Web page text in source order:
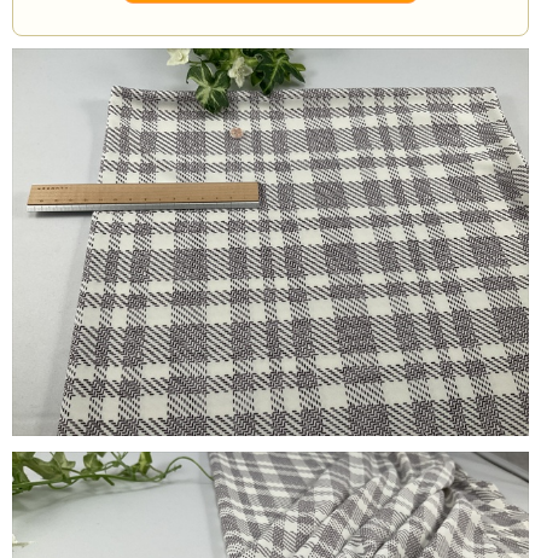
ボタンの大きさは約1.0cmです。
介です。
ポイント3％還元します。
当店の最低購入数量は1ｍ(数量2）からとなっていますので数量２以上でのご注文
よろしくお願いいたします。